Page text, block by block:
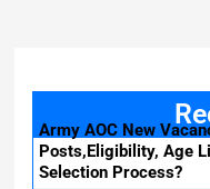
Army AOC New
Posts,Eligibility, Age
Selection Process?